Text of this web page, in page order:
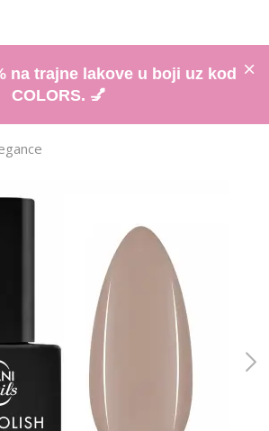
na trajne lakove u boji uz kod
COLORS. 💅